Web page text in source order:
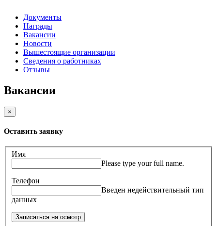
Документы
Награды
Вакансии
Новости
Вышестоящие организации
Сведения о работниках
Отзывы
Вакансии
×
Оставить заявку
Имя
Please type your full name.
Телефон
Введен недействительный тип
данных